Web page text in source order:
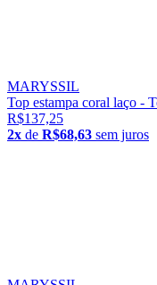
MARYSSIL
Top estampa coral laço -
R$137,25
2x de R$68,63 sem juros